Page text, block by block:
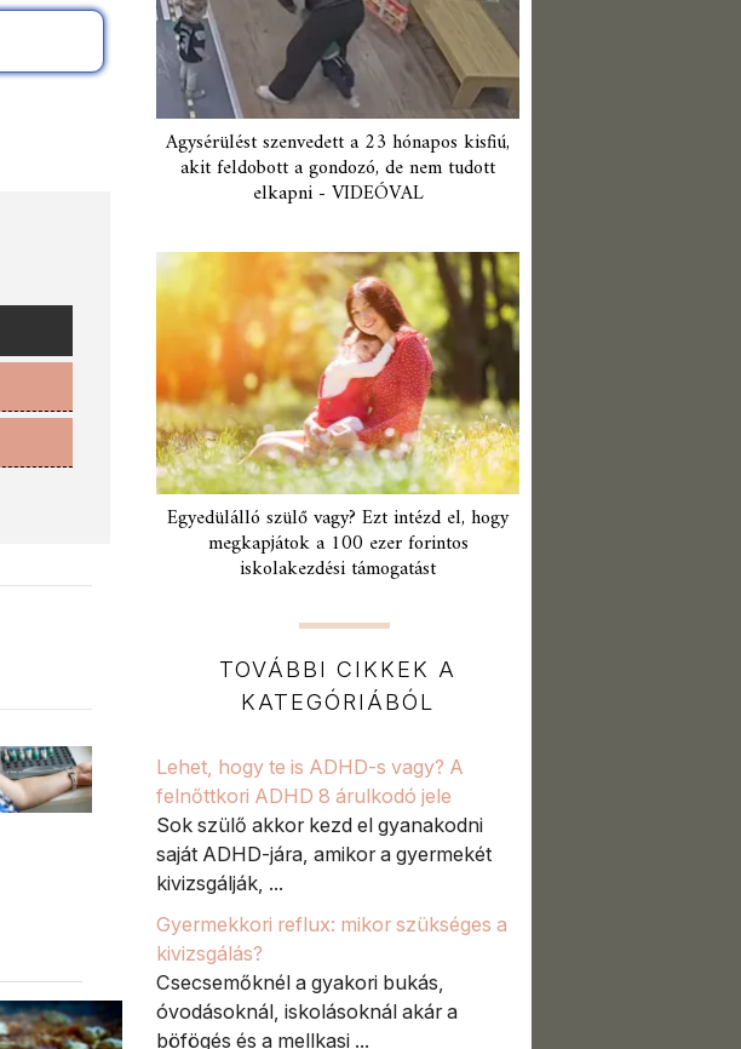
Agysérülést szenvedett a 23 hónapos kisfiú,
akit feldobott a gondozó, de nem tudott
elkapni - VIDEÓVAL
Egyedülálló szülő vagy? Ezt intézd el, hogy
megkapjátok a 100 ezer forintos
iskolakezdési támogatást
TOVÁBBI CIKKEK A
KATEGÓRIÁBÓL
Lehet, hogy te is ADHD-s vagy? A
felnőttkori ADHD 8 árulkodó jele
Sok szülő akkor kezd el gyanakodni
saját ADHD-jára, amikor a gyermekét
kivizsgálják, ...
Gyermekkori reflux: mikor szükséges a
kivizsgálás?
Csecsemőknél a gyakori bukás,
óvodásoknál, iskolásoknál akár a
böfögés és a mellkasi ...